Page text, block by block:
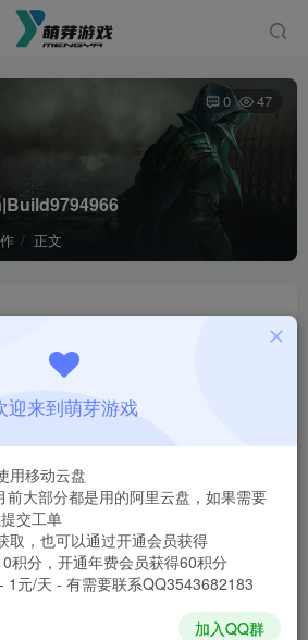
正文
0 47
后查看
￥1
登录购买
11.47 GB
迎来到萌芽游戏
用移动云盘
大部分都是用的阿里云盘，如果需要
交工单
取，也可以通过开通会员获得
积分，开通年费会员获得60积分
1元/天 - 有需要联系QQ3543682183
加入QQ群